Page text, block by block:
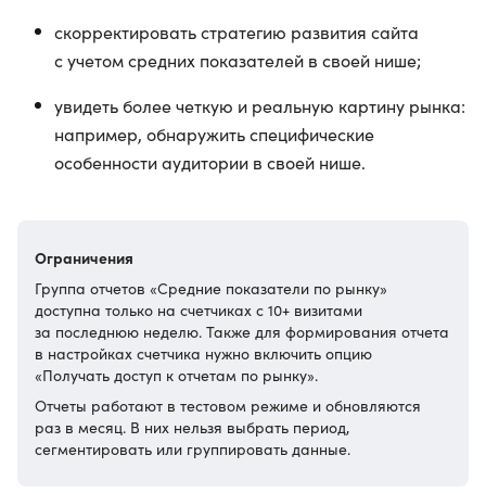
скорректировать стратегию развития сайта
с учетом средних показателей в своей нише;
увидеть более четкую и реальную картину рынка:
например, обнаружить специфические
особенности аудитории в своей нише.
Ограничения
Группа отчетов «Средние показатели по рынку»
доступна только на счетчиках с 10+ визитами
за последнюю неделю. Также для формирования отчета
в настройках счетчика нужно включить опцию
«Получать доступ к отчетам по рынку».
Отчеты работают в тестовом режиме и обновляются
раз в месяц. В них нельзя выбрать период,
сегментировать или группировать данные.